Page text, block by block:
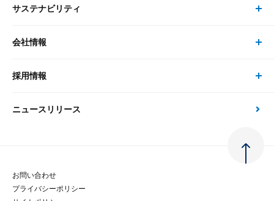
大和総研の強み
先端テクノロジーに基づく新たな価値の創出
政策分析
金融経済教育等
書籍
セミナー トップ
現在受付中のセミナー・イベント
サステナビリティ
サステナビリティの取り組み
次世代社会への貢献
会社情報
会社情報 トップ
会社概要・役員一覧
大和総研の歩み
採用情報
採用情報 トップ
経験者採用
ニュースリリース
お問い合わせ
プライバシーポリシー